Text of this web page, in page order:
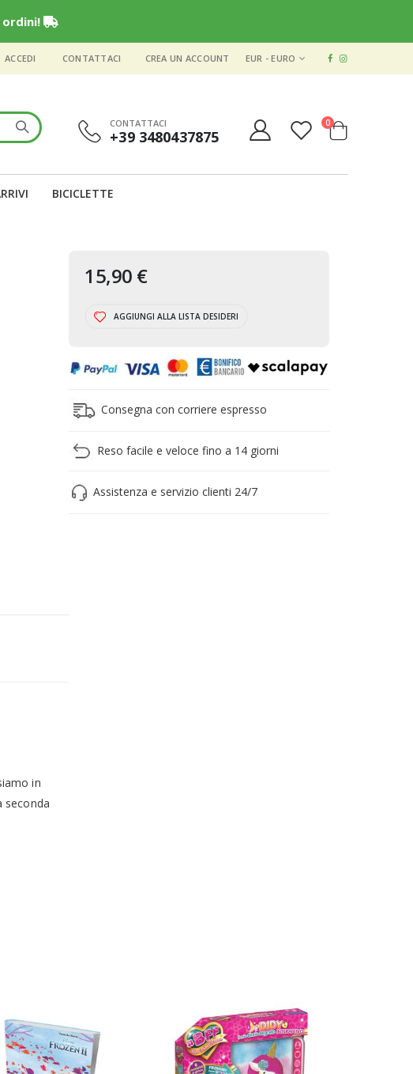
VALUTA
EUR - EURO
ACCEDI CONTATTACI CREA UN ACCOUNT
CONTATTACI
+39 3480437875 Cart
0elementi
BICICLETTE
in
seconda
15,90 €
AGGIUNGI ALLA LISTA DESIDERI
Consegna con corriere espresso
Reso facile e veloce fino a 14 giorni
Assistenza e servizio clienti 24/7